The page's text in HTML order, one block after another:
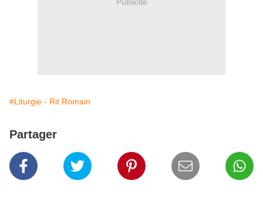
#Liturgie - Rit Romain
Partager